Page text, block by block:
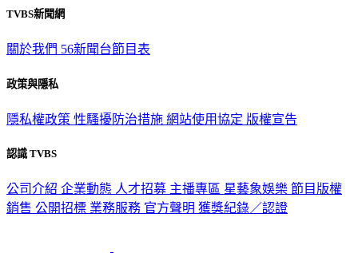
TVBS新聞網
關於我們 56新聞台節目表
政策與隱私
隱私權政策 性騷擾防治措施 網站使用協定 版權宣告
認識 TVBS
公司介紹 企業動態 人才招募 主播專區 星藝象娛樂 節目版權
銷售 公開招標 業務服務 官方聲明 獲獎紀錄／認證